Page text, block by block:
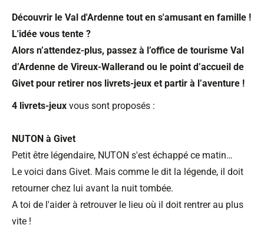
Découvrir le Val d'Ardenne tout en s'amusant en famille !
L'idée vous tente ?
Alors n’attendez-plus, passez à l’office de tourisme Val
d’Ardenne de Vireux-Wallerand ou le point d’accueil de
Givet pour retirer nos livrets-jeux et partir à l’aventure !
4 livrets-jeux vous sont proposés :
NUTON à Givet
Petit être légendaire, NUTON s'est échappé ce matin…
Le voici dans Givet. Mais comme le dit la légende, il doit
retourner chez lui avant la nuit tombée.
A toi de l'aider à retrouver le lieu où il doit rentrer au plus
vite !